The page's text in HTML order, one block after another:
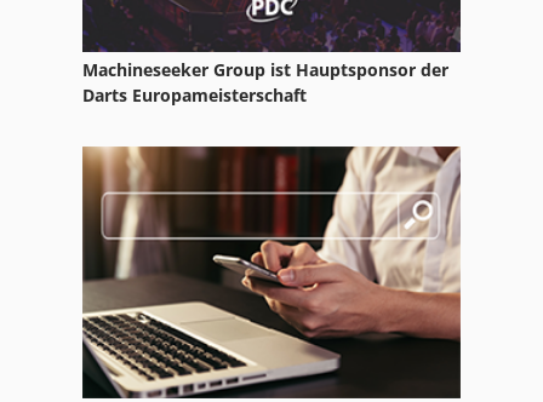
Grove Rt 522
Grove Rt 530 E
Grove Rt 58
Grove Rt 650 E
Grove Rt 700 E
Grove Rt 760
Grove Rt 760 E
Machineseeker Group ist Hauptsponsor der
Darts Europameisterschaft